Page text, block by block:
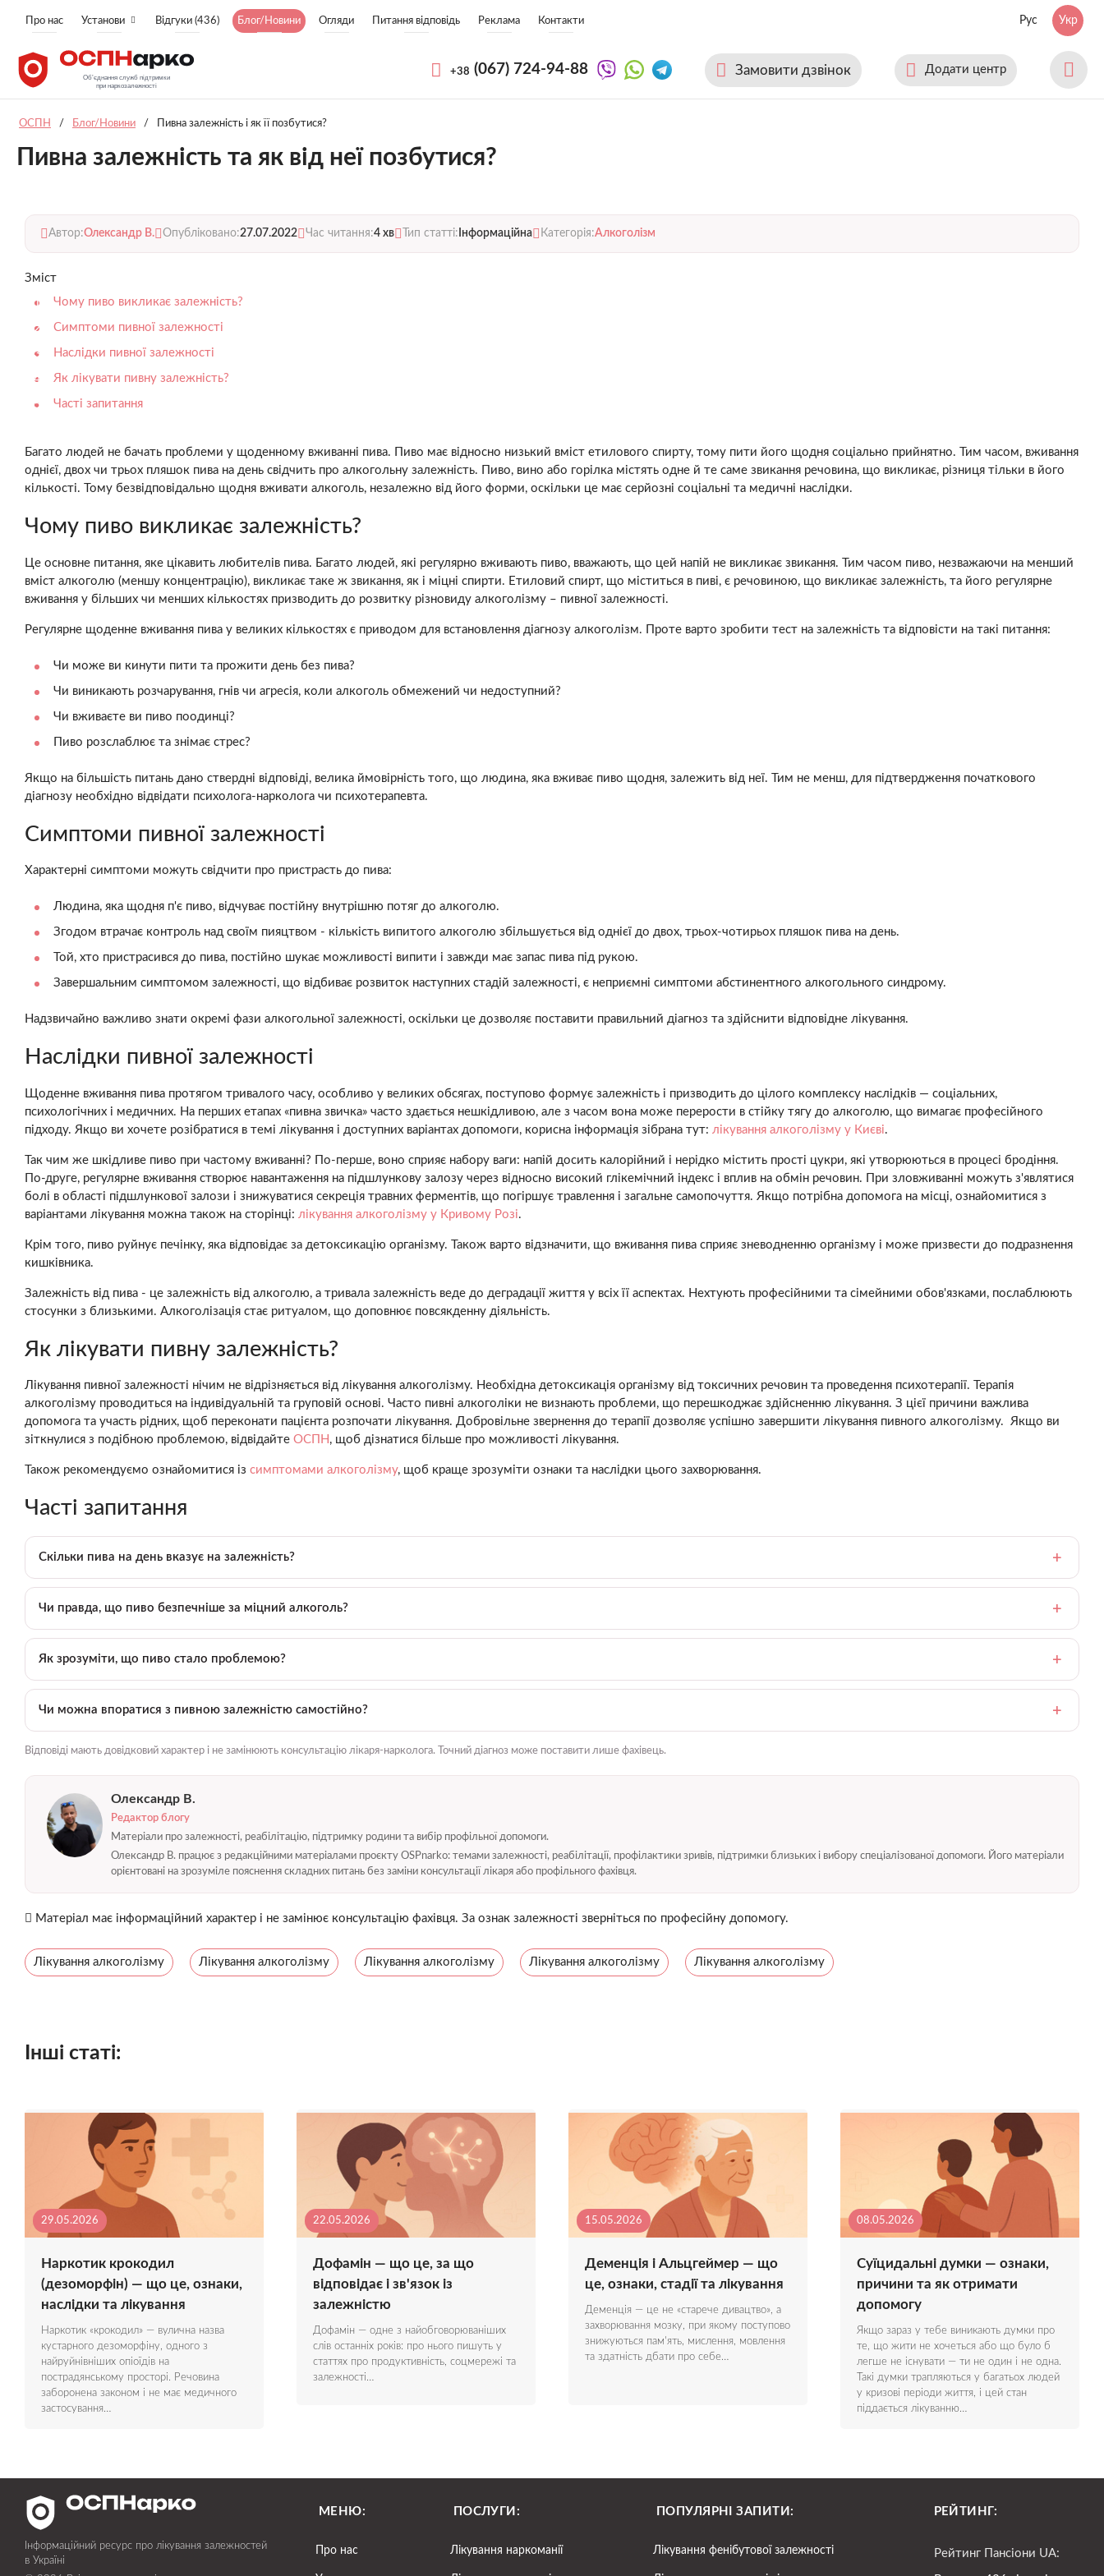
Про нас Установи Відгуки (436) Блог/Новини Огляди Питання відповідь Реклама Контакти Рус Укр
+38 (067) 724-94-88 Замовити дзвінок Додати центр
ОСПН / Блог/Новини / Пивна залежність і як її позбутися?
Пивна залежність та як від неї позбутися?
Автор:Олександр В. Опубліковано:27.07.2022 Час читання:4 хв Тип статті: Інформаційна Категорія:Алкоголізм
Зміст
Чому пиво викликає залежність?
Симптоми пивної залежності
Наслідки пивної залежності
Як лікувати пивну залежність?
Часті запитання
Багато людей не бачать проблеми у щоденному вживанні пива. Пиво має відносно низький вміст етилового спирту, тому пити його щодня соціально прийнятно. Тим часом, вживання
однієї, двох чи трьох пляшок пива на день свідчить про алкогольну залежність. Пиво, вино або горілка містять одне й те саме звикання речовина, що викликає, різниця тільки в його
кількості. Тому безвідповідально щодня вживати алкоголь, незалежно від його форми, оскільки це має серйозні соціальні та медичні наслідки.
Чому пиво викликає залежність?
Це основне питання, яке цікавить любителів пива. Багато людей, які регулярно вживають пиво, вважають, що цей напій не викликає звикання. Тим часом пиво, незважаючи на менший
вміст алкоголю (меншу концентрацію), викликає таке ж звикання, як і міцні спирти. Етиловий спирт, що міститься в пиві, є речовиною, що викликає залежність, та його регулярне
вживання у більших чи менших кількостях призводить до розвитку різновиду алкоголізму – пивної залежності.
Регулярне щоденне вживання пива у великих кількостях є приводом для встановлення діагнозу алкоголізм. Проте варто зробити тест на залежність та відповісти на такі питання:
Чи може ви кинути пити та прожити день без пива?
Чи виникають розчарування, гнів чи агресія, коли алкоголь обмежений чи недоступний?
Чи вживаєте ви пиво поодинці?
Пиво розслаблює та знімає стрес?
Якщо на більшість питань дано ствердні відповіді, велика ймовірність того, що людина, яка вживає пиво щодня, залежить від неї. Тим не менш, для підтвердження початкового
діагнозу необхідно відвідати психолога-нарколога чи психотерапевта.
Симптоми пивної залежності
Характерні симптоми можуть свідчити про пристрасть до пива:
Людина, яка щодня п'є пиво, відчуває постійну внутрішню потяг до алкоголю.
Згодом втрачає контроль над своїм пияцтвом - кількість випитого алкоголю збільшується від однієї до двох, трьох-чотирьох пляшок пива на день.
Той, хто пристрасився до пива, постійно шукає можливості випити і завжди має запас пива під рукою.
Завершальним симптомом залежності, що відбиває розвиток наступних стадій залежності, є неприємні симптоми абстинентного алкогольного синдрому.
Надзвичайно важливо знати окремі фази алкогольної залежності, оскільки це дозволяє поставити правильний діагноз та здійснити відповідне лікування.
Наслідки пивної залежності
Щоденне вживання пива протягом тривалого часу, особливо у великих обсягах, поступово формує залежність і призводить до цілого комплексу наслідків — соціальних,
психологічних і медичних. На перших етапах «пивна звичка» часто здається нешкідливою, але з часом вона може перерости в стійку тягу до алкоголю, що вимагає професійного
підходу. Якщо ви хочете розібратися в темі лікування і доступних варіантах допомоги, корисна інформація зібрана тут: лікування алкоголізму у Києві.
Так чим же шкідливе пиво при частому вживанні? По-перше, воно сприяє набору ваги: напій досить калорійний і нерідко містить прості цукри, які утворюються в процесі бродіння.
По-друге, регулярне вживання створює навантаження на підшлункову залозу через відносно високий глікемічний індекс і вплив на обмін речовин. При зловживанні можуть з'являтися
болі в області підшлункової залози і знижуватися секреція травних ферментів, що погіршує травлення і загальне самопочуття. Якщо потрібна допомога на місці, ознайомитися з
варіантами лікування можна також на сторінці: лікування алкоголізму у Кривому Розі.
Крім того, пиво руйнує печінку, яка відповідає за детоксикацію організму. Також варто відзначити, що вживання пива сприяє зневодненню організму і може призвести до подразнення
кишківника.
Залежність від пива - це залежність від алкоголю, а тривала залежність веде до деградації життя у всіх її аспектах. Нехтують професійними та сімейними обов'язками, послаблюють
стосунки з близькими. Алкоголізація стає ритуалом, що доповнює повсякденну діяльність.
Як лікувати пивну залежність?
Лікування пивної залежності нічим не відрізняється від лікування алкоголізму. Необхідна детоксикація організму від токсичних речовин та проведення психотерапії. Терапія
алкоголізму проводиться на індивідуальній та груповій основі. Часто пивні алкоголіки не визнають проблеми, що перешкоджає здійсненню лікування. З цієї причини важлива
допомога та участь рідних, щоб переконати пацієнта розпочати лікування. Добровільне звернення до терапії дозволяє успішно завершити лікування пивного алкоголізму. Якщо ви
зіткнулися з подібною проблемою, відвідайте ОСПН , щоб дізнатися більше про можливості лікування.
Також рекомендуємо ознайомитися із симптомами алкоголізму, щоб краще зрозуміти ознаки та наслідки цього захворювання.
Часті запитання
Скільки пива на день вказує на залежність?
Чи правда, що пиво безпечніше за міцний алкоголь?
Як зрозуміти, що пиво стало проблемою?
Чи можна впоратися з пивною залежністю самостійно?
Відповіді мають довідковий характер і не замінюють консультацію лікаря-нарколога. Точний діагноз може поставити лише фахівець.
Олександр В.
Редактор блогу
Матеріали про залежності, реабілітацію, підтримку родини та вибір профільної допомоги.
Олександр В. працює з редакційними матеріалами проєкту OSPnarko: темами залежності, реабілітації, профілактики зривів, підтримки близьких і вибору спеціалізованої допомоги. Його матеріали
орієнтовані на зрозуміле пояснення складних питань без заміни консультації лікаря або профільного фахівця.
Матеріал має інформаційний характер і не замінює консультацію фахівця. За ознак залежності зверніться по професійну допомогу.
Лікування алкоголізму Лікування алкоголізму Лікування алкоголізму Лікування алкоголізму Лікування алкоголізму
Інші статі:
29.05.2026
Наркотик крокодил
(дезоморфін) — що це, ознаки,
наслідки та лікування
Наркотик «крокодил» — вулична назва
кустарного дезоморфіну, одного з
найруйнівніших опіоїдів на
пострадянському просторі. Речовина
заборонена законом і не має медичного
застосування…
22.05.2026
Дофамін — що це, за що
відповідає і зв'язок із
залежністю
Дофамін — одне з найобговорюваніших
слів останніх років: про нього пишуть у
статтях про продуктивність, соцмережі та
залежності…
15.05.2026
Деменція і Альцгеймер — що
це, ознаки, стадії та лікування
Деменція — це не «старече дивацтво», а
захворювання мозку, при якому поступово
знижуються пам'ять, мислення, мовлення
та здатність дбати про себе…
08.05.2026
Суїцидальні думки — ознаки,
причини та як отримати
допомогу
Якщо зараз у тебе виникають думки про
те, що жити не хочеться або що було б
легше не існувати — ти не один і не одна.
Такі думки трапляються у багатьох людей
у кризові періоди життя, і цей стан
піддається лікуванню…
Інформаційний ресурс про лікування залежностей
в Україні
МЕНЮ:
Про нас
ПОСЛУГИ:
Лікування наркоманії
ПОПУЛЯРНІ ЗАПИТИ:
Лікування фенібутової залежності
РЕЙТИНГ:
Рейтинг Пансіони UA: